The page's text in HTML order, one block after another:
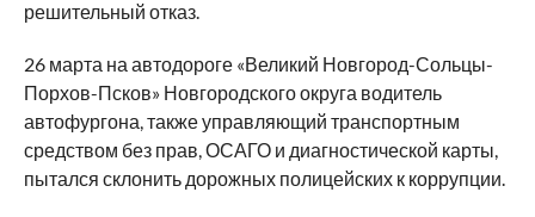
решительный отказ.
26 марта на автодороге «Великий Новгород-Сольцы-
Порхов-Псков» Новгородского округа водитель
автофургона, также управляющий транспортным
средством без прав, ОСАГО и диагностической карты,
пытался склонить дорожных полицейских к коррупции.